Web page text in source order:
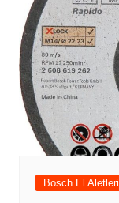
Bosch El Aletleri